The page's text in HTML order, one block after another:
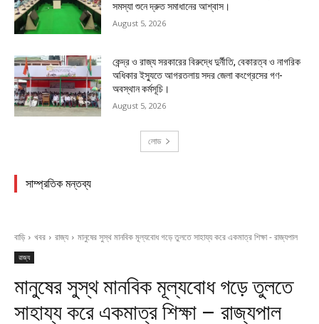
সমস্যা শুনে দ্রুত সমাধানের আশ্বাস।
August 5, 2026
কেন্দ্র ও রাজ্য সরকারের বিরুদ্ধে দুর্নীতি, বেকারত্ব ও নাগরিক
অধিকার ইস্যুতে আগরতলায় সদর জেলা কংগ্রেসের গণ-
অবস্থান কর্মসূচি।
August 5, 2026
লোড
সাম্প্রতিক মন্তব্য